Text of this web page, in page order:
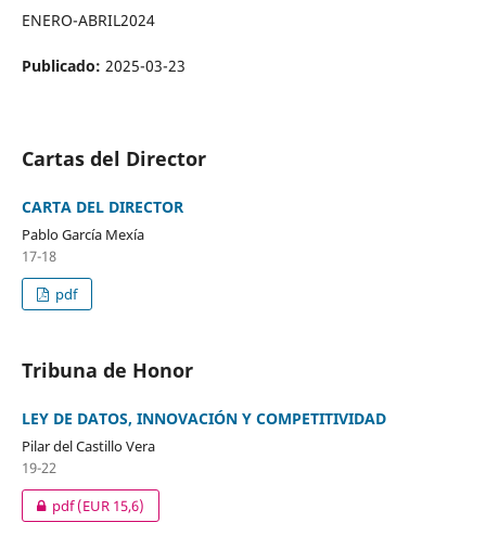
ENERO-ABRIL2024
Publicado: 2025-03-23
Cartas del Director
CARTA DEL DIRECTOR
Pablo García Mexía
17-18
pdf
Tribuna de Honor
LEY DE DATOS, INNOVACIÓN Y COMPETITIVIDAD
Pilar del Castillo Vera
19-22
pdf(EUR 15,6)